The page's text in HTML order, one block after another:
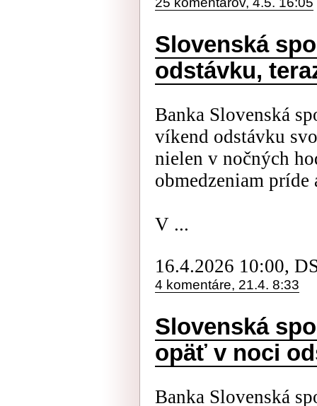
Slovenská
odstávku,
Banka Slovenská
víkend odstávku
nielen v nočných
obmedzeniam
V ...
16.4.2026 10:00,
4 komentáre, 21.4. 8:33
Slovenská
opäť v noci
Banka Slovenská